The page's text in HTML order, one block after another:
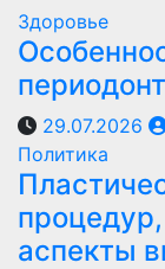
Здоровье
29.07.2026
Политика
аспекты